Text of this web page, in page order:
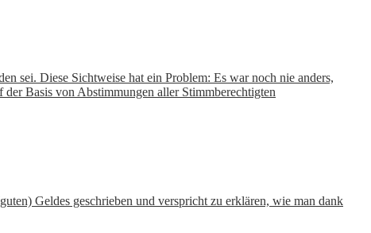
sei. Diese Sichtweise hat ein Problem: Es war noch nie anders,
Basis von Abstimmungen aller Stimmberechtigten
Geldes geschrieben und verspricht zu erklären, wie man dank